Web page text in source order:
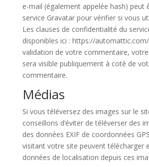
e-mail (également appelée hash) peut
service Gravatar pour vérifier si vous
Les clauses de confidentialité du
disponibles ici : https://
validation de votre commentaire,
sera visible publiquement à coté de
commentaire.
Médias
Si vous téléversez des images sur le
conseillons d’éviter de téléverser des
des données EXIF de coordonnées
visitant votre site peuvent télécharger
données de localisation depuis ces